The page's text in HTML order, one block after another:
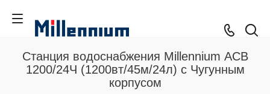
Станция водоснабжения Millennium АСВ
1200/24Ч (1200вт/45м/24л) с Чугунным
корпусом